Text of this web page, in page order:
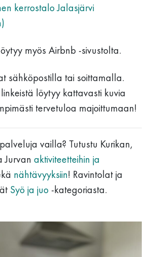
kerrostalo Jalasjärvi
myös Airbnb -sivustolta.
sähköpostilla tai soittamalla.
löytyy kattavasti kuvia
tervetuloa majoittumaan!
vailla? Tutustu Kurikan,
Jurvan aktiviteetteihin ja
nähtävyyksiin! Ravintolat ja
Syö ja juo-kategoriasta.